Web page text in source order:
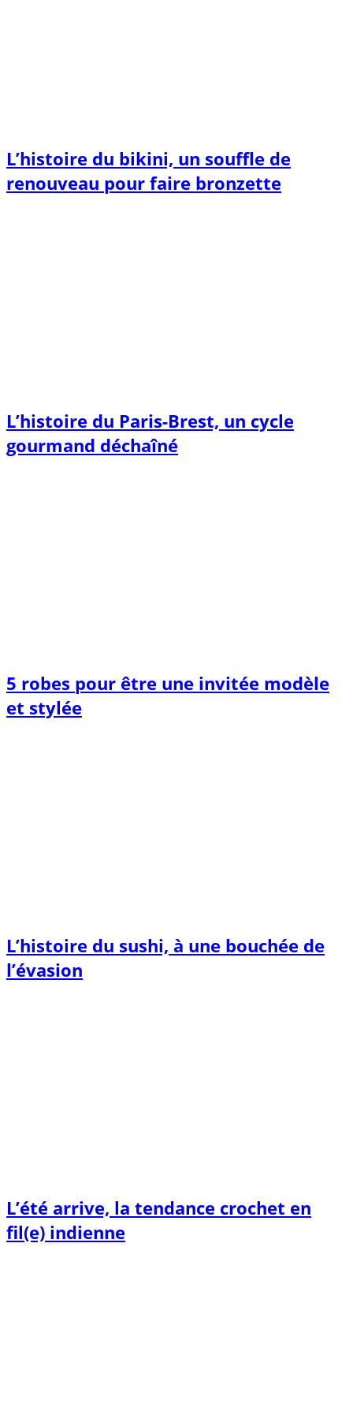
L’histoire du bikini, un souffle de
renouveau pour faire bronzette
L’histoire du Paris-Brest, un cycle
gourmand déchaîné
5 robes pour être une invitée modèle
et stylée
L’histoire du sushi, à une bouchée de
l’évasion
L’été arrive, la tendance crochet en
fil(e) indienne